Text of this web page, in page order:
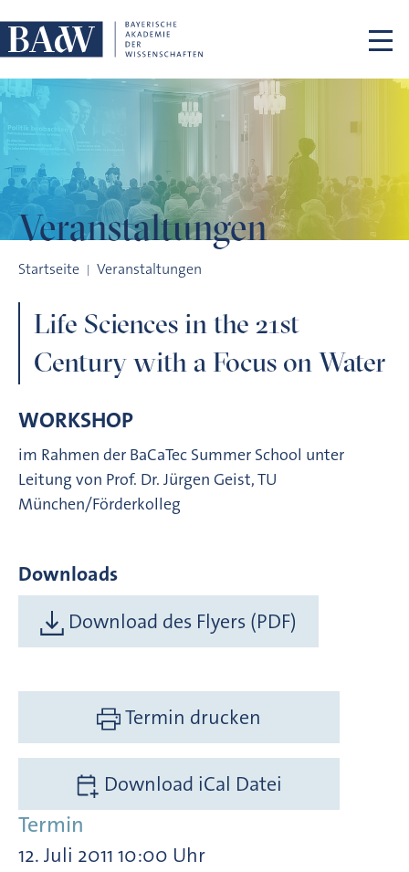
Veranstaltungen
Startseite Veranstaltungen
Life Sciences in the 21st
Century with a Focus on Water
WORKSHOP
im Rahmen der BaCaTec Summer School unter
Leitung von Prof. Dr. Jürgen Geist, TU
München/Förderkolleg
Downloads
Download des Flyers (PDF)
Termin drucken
Download iCal Datei
Termin
12. Juli 2011 10:00 Uhr